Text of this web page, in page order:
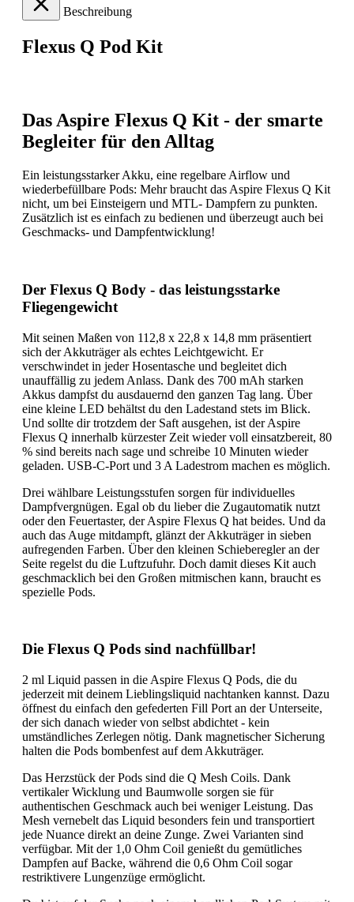
Beschreibung
Flexus Q Pod Kit
Das Aspire Flexus Q Kit - der smarte
Begleiter für den Alltag
Ein leistungsstarker Akku, eine regelbare Airflow und
wiederbefüllbare Pods: Mehr braucht das Aspire Flexus Q Kit
nicht, um bei Einsteigern und MTL- Dampfern zu punkten.
Zusätzlich ist es einfach zu bedienen und überzeugt auch bei
Geschmacks- und Dampfentwicklung!
Der Flexus Q Body - das leistungsstarke
Fliegengewicht
Mit seinen Maßen von 112,8 x 22,8 x 14,8 mm präsentiert
sich der Akkuträger als echtes Leichtgewicht. Er
verschwindet in jeder Hosentasche und begleitet dich
unauffällig zu jedem Anlass. Dank des 700 mAh starken
Akkus dampfst du ausdauernd den ganzen Tag lang. Über
eine kleine LED behältst du den Ladestand stets im Blick.
Und sollte dir trotzdem der Saft ausgehen, ist der Aspire
Flexus Q innerhalb kürzester Zeit wieder voll einsatzbereit, 80
% sind bereits nach sage und schreibe 10 Minuten wieder
geladen. USB-C-Port und 3 A Ladestrom machen es möglich.
Drei wählbare Leistungsstufen sorgen für individuelles
Dampfvergnügen. Egal ob du lieber die Zugautomatik nutzt
oder den Feuertaster, der Aspire Flexus Q hat beides. Und da
auch das Auge mitdampft, glänzt der Akkuträger in sieben
aufregenden Farben. Über den kleinen Schieberegler an der
Seite regelst du die Luftzufuhr. Doch damit dieses Kit auch
geschmacklich bei den Großen mitmischen kann, braucht es
spezielle Pods.
Die Flexus Q Pods sind nachfüllbar!
2 ml Liquid passen in die Aspire Flexus Q Pods, die du
jederzeit mit deinem Lieblingsliquid nachtanken kannst. Dazu
öffnest du einfach den gefederten Fill Port an der Unterseite,
der sich danach wieder von selbst abdichtet - kein
umständliches Zerlegen nötig. Dank magnetischer Sicherung
halten die Pods bombenfest auf dem Akkuträger.
Das Herzstück der Pods sind die Q Mesh Coils. Dank
vertikaler Wicklung und Baumwolle sorgen sie für
authentischen Geschmack auch bei weniger Leistung. Das
Mesh vernebelt das Liquid besonders fein und transportiert
jede Nuance direkt an deine Zunge. Zwei Varianten sind
verfügbar. Mit der 1,0 Ohm Coil genießt du gemütliches
Dampfen auf Backe, während die 0,6 Ohm Coil sogar
restriktivere Lungenzüge ermöglicht.